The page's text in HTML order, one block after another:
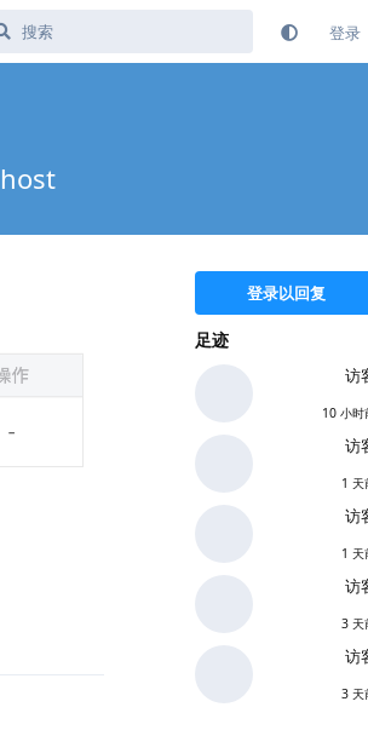
登录
登录以回复
足迹
访
10 小时
访
1 天
访
1 天
访
3 天
访
3 天